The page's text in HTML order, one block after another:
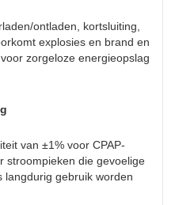
ontladen, kortsluiting,
explosies en brand en
zorgeloze energieopslag
van ±1% voor CPAP-
stroompieken die gevoelige
langdurig gebruik worden